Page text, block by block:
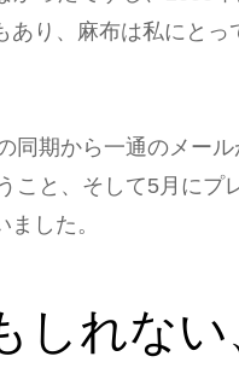
り、麻布は私にと
同期から一通のメー
こと、そして5月にプ
した。
しれない